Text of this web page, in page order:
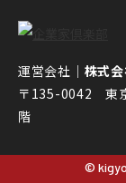
運営会社｜ 株式
〒135-0042 東
階
©